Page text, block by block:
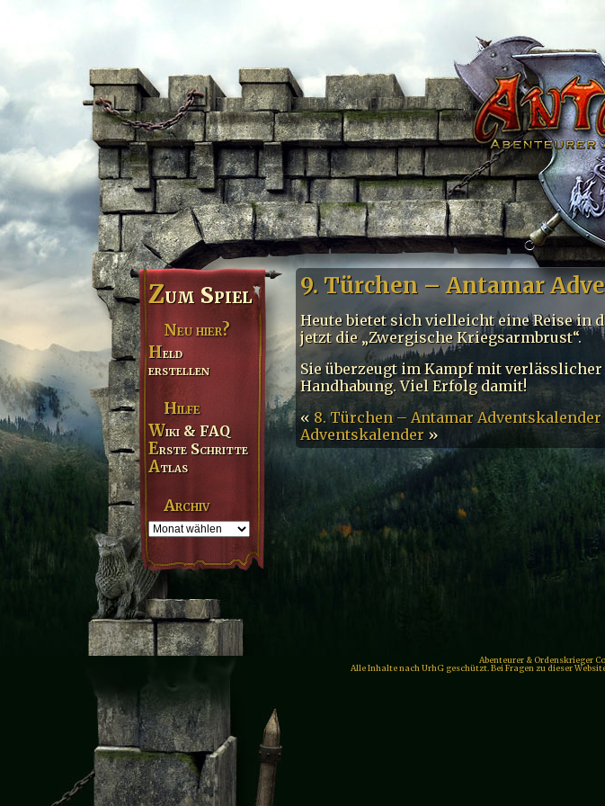
Zum Spiel
Neu hier?
Held
erstellen
Hilfe
Wiki & FAQ
Erste Schritte
Atlas
Archiv
9. Türchen – Antamar
Heute bietet sich vielleicht eine Reise in
jetzt die „Zwergische Kriegsarmbrust“.
Sie überzeugt im Kampf mit
Handhabung. Viel Erfolg damit!
« 8. Türchen – Antamar Adventskalender
Adventskalender »
Abenteurer & Ordenskrieger
Alle Inhalte nach UrhG geschützt. Bei Fragen zu dieser